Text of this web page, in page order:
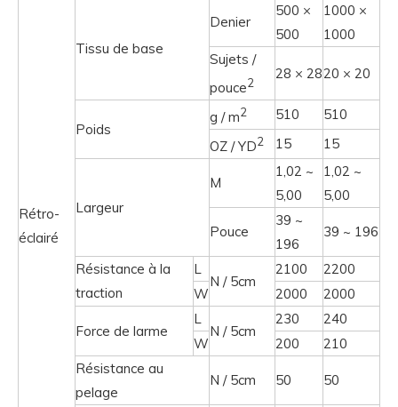
Rétro-
éclairé
Tissu de base
Denier
500 ×
500
1000 ×
1000
Sujets /
pouce2
28 × 2820 × 20
Poids
g / m2 510
510
OZ / YD2 15 15
Largeur
M
1,02 ~
5,00
1,02 ~
5,00
Pouce
39 ~
196
39 ~ 196
Résistance à la
traction
L
N / 5cm
2100
2200
W
2000 2000
Force de larme
L
N / 5cm
230
240
W
200
210
Résistance au
pelage
N / 5cm 50 50